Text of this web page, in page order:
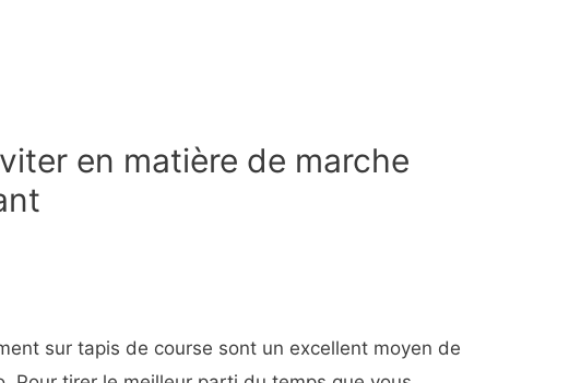
en matière de marche
sur tapis de course sont un excellent moyen de